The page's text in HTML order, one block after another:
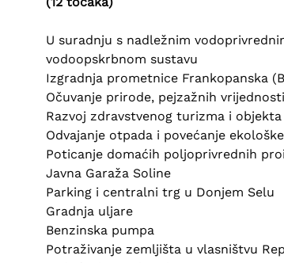
U suradnju s nadležnim
vodoopskrbnom sustavu
Izgradnja prometnice Frankopanska
Očuvanje prirode, pejzažnih
Razvoj zdravstvenog turizma i
Odvajanje otpada i povećanje
Poticanje domaćih poljoprivrednih
Javna Garaža Soline
Parking i centralni trg u Donjem Selu
Gradnja uljare
Benzinska pumpa
Potraživanje zemljišta u vlasništvu